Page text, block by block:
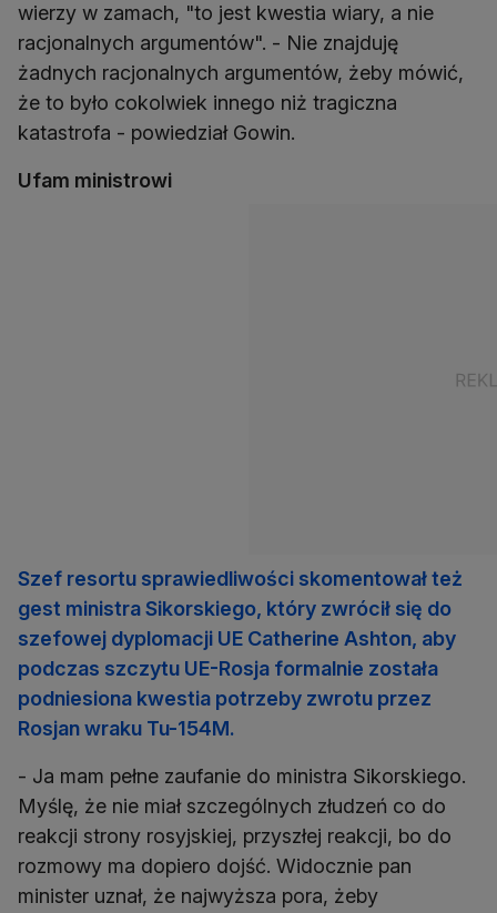
wierzy w zamach, "to jest kwestia wiary, a nie
racjonalnych argumentów". - Nie znajduję
żadnych racjonalnych argumentów, żeby mówić,
że to było cokolwiek innego niż tragiczna
katastrofa - powiedział Gowin.
Ufam ministrowi
Szef resortu sprawiedliwości skomentował też
gest ministra Sikorskiego, który zwrócił się do
szefowej dyplomacji UE Catherine Ashton, aby
podczas szczytu UE-Rosja formalnie została
podniesiona kwestia potrzeby zwrotu przez
Rosjan wraku Tu-154M.
- Ja mam pełne zaufanie do ministra Sikorskiego.
Myślę, że nie miał szczególnych złudzeń co do
reakcji strony rosyjskiej, przyszłej reakcji, bo do
rozmowy ma dopiero dojść. Widocznie pan
minister uznał, że najwyższa pora, żeby